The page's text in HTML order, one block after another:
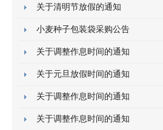
关于清明节放假的通知
小麦种子包装袋采购公告
关于调整作息时间的通知
关于元旦放假时间的通知
关于调整作息时间的通知
关于调整作息时间的通知